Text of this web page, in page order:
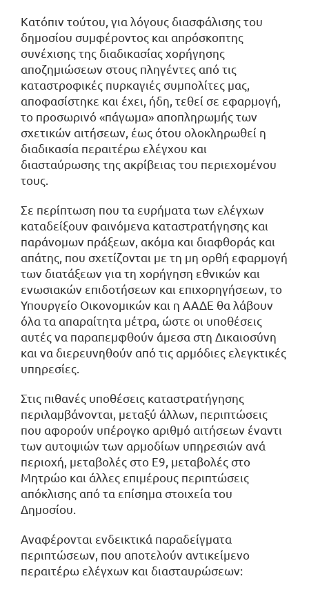
Κατόπιν τούτου, για λόγους διασφάλισης του
δημοσίου συμφέροντος και απρόσκοπτης
συνέχισης της διαδικασίας χορήγησης
αποζημιώσεων στους πληγέντες από τις
καταστροφικές πυρκαγιές συμπολίτες μας,
αποφασίστηκε και έχει, ήδη, τεθεί σε εφαρμογή,
το προσωρινό «πάγωμα» αποπληρωμής των
σχετικών αιτήσεων, έως ότου ολοκληρωθεί η
διαδικασία περαιτέρω ελέγχου και
διασταύρωσης της ακρίβειας του περιεχομένου
τους.
Σε περίπτωση που τα ευρήματα των ελέγχων
καταδείξουν φαινόμενα καταστρατήγησης και
παράνομων πράξεων, ακόμα και διαφθοράς και
απάτης, που σχετίζονται με τη μη ορθή εφαρμογή
των διατάξεων για τη χορήγηση εθνικών και
ενωσιακών επιδοτήσεων και επιχορηγήσεων, το
Υπουργείο Οικονομικών και η ΑΑΔΕ θα λάβουν
όλα τα απαραίτητα μέτρα, ώστε οι υποθέσεις
αυτές να παραπεμφθούν άμεσα στη Δικαιοσύνη
και να διερευνηθούν από τις αρμόδιες ελεγκτικές
υπηρεσίες.
Στις πιθανές υποθέσεις καταστρατήγησης
περιλαμβάνονται, μεταξύ άλλων, περιπτώσεις
που αφορούν υπέρογκο αριθμό αιτήσεων έναντι
των αυτοψιών των αρμοδίων υπηρεσιών ανά
περιοχή, μεταβολές στο Ε9, μεταβολές στο
Μητρώο και άλλες επιμέρους περιπτώσεις
απόκλισης από τα επίσημα στοιχεία του
Δημοσίου.
Αναφέρονται ενδεικτικά παραδείγματα
περιπτώσεων, που αποτελούν αντικείμενο
περαιτέρω ελέγχων και διασταυρώσεων: